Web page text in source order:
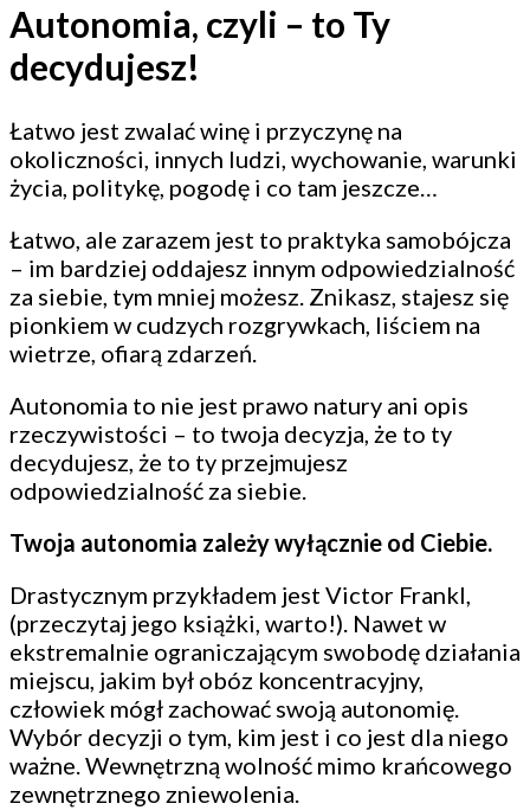
Autonomia, czyli – to Ty
decydujesz!
Łatwo jest zwalać winę i przyczynę na
okoliczności, innych ludzi, wychowanie, warunki
życia, politykę, pogodę i co tam jeszcze…
Łatwo, ale zarazem jest to praktyka samobójcza
– im bardziej oddajesz innym odpowiedzialność
za siebie, tym mniej możesz. Znikasz, stajesz się
pionkiem w cudzych rozgrywkach, liściem na
wietrze, ofiarą zdarzeń.
Autonomia to nie jest prawo natury ani opis
rzeczywistości – to twoja decyzja, że to ty
decydujesz, że to ty przejmujesz
odpowiedzialność za siebie.
Twoja autonomia zależy wyłącznie od Ciebie.
Drastycznym przykładem jest Victor Frankl,
(przeczytaj jego książki, warto!). Nawet w
ekstremalnie ograniczającym swobodę działania
miejscu, jakim był obóz koncentracyjny,
człowiek mógł zachować swoją autonomię.
Wybór decyzji o tym, kim jest i co jest dla niego
ważne. Wewnętrzną wolność mimo krańcowego
zewnętrznego zniewolenia.